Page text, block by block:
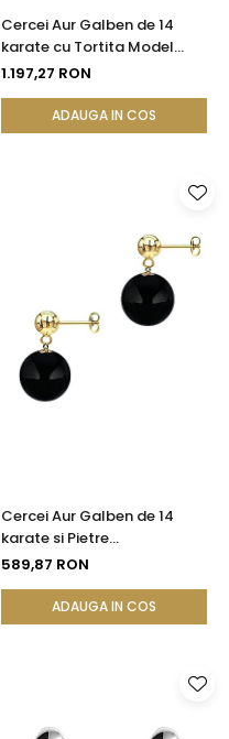
Cercei Aur Galben de 14
karate cu Tortita Model
Lalea si Pietre
Onix de 8 mm
1.197,27 RON
ADAUGA IN COS
Cercei Aur Galben de 14
karate si Pietre
Semipretioase Naturale de
589,87 RON
ADAUGA IN COS